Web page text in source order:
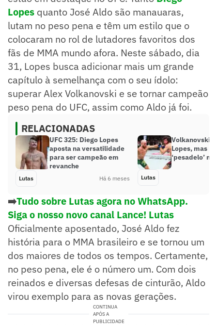
no MMA.
Resumo supervisionado pelo jornalista!
Lopes quanto José Aldo são manauaras,
lutam no peso pena e têm um estilo que o
colocaram no rol de lutadores favoritos dos
fãs de MMA mundo afora. Neste sábado, dia
31, Lopes busca adicionar mais um grande
capítulo à semelhança com o seu ídolo:
superar Alex Volkanovski e se tornar campeão
peso pena do UFC, assim como Aldo já foi.
RELACIONADAS
UFC 325: Diego Lopes
aposta na versatilidade
para ser campeão em
revanche
Lutas Há 6 meses
Volkanovski
Lopes, mas
‘pesadelo’ no
Lutas
➡️Tudo sobre Lutas agora no WhatsApp.
Siga o nosso novo canal Lance! Lutas
Oficialmente aposentado, José Aldo fez
história para o MMA brasileiro e se tornou um
dos maiores de todos os tempos. Certamente,
no peso pena, ele é o número um. Com dois
reinados e diversas defesas de cinturão, Aldo
virou exemplo para as novas gerações.
CONTINUA
APÓS A
PUBLICIDADE